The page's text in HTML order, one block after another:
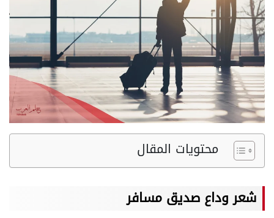
محتويات المقال
شعر وداع صديق مسافر